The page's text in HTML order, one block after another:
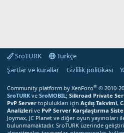
SroTURK
Türkçe
Şartlar ve kurallar
Gizlilik politikası
Community platform by XenForo® © 2010-
SroTURK ve SroMOBIL; Silkroad Private
PvP Server toplulukları için Açılış Takvimi,
Analizleri ve PvP Server Karşılaştırma
Joymax, JC Planet ve diğer oyun
bulunmamaktadır. SroTURK üzerinde